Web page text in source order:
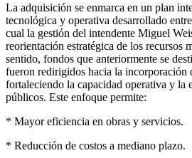
La adquisición se enmarca en un plan
tecnológica y operativa desarrollado
cual la gestión del intendente Miguel
reorientación estratégica de los recursos
sentido, fondos que anteriormente se
fueron redirigidos hacia la incorporación
fortaleciendo la capacidad operativa y la
públicos. Este enfoque permite:
* Mayor eficiencia en obras y servicios.
* Reducción de costos a mediano plazo.